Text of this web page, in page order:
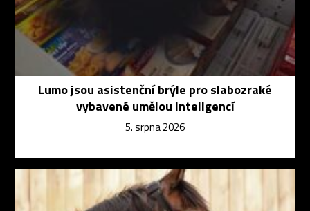
Lumo jsou asistenční brýle pro slabozraké
vybavené umělou inteligencí
5. srpna 2026